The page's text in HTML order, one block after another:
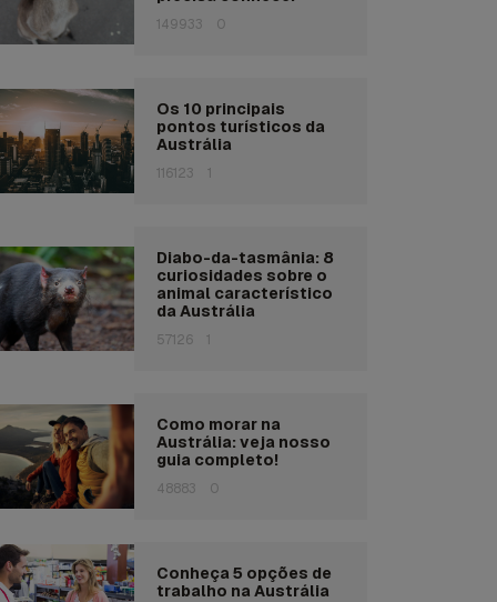
149933 0
Os 10 principais
pontos turísticos da
Austrália
116123 1
Diabo-da-tasmânia: 8
curiosidades sobre o
animal característico
da Austrália
57126 1
Como morar na
Austrália: veja nosso
guia completo!
48883 0
Conheça 5 opções de
trabalho na Austrália